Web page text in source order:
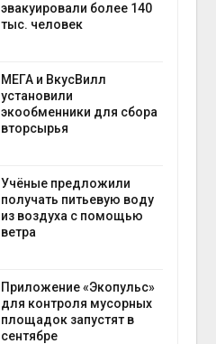
эвакуировали более 140
тыс. человек
МЕГА и ВкусВилл
установили
экообменники для сбора
вторсырья
Учёные предложили
получать питьевую воду
из воздуха с помощью
ветра
Приложение «Экопульс»
для контроля мусорных
площадок запустят в
сентябре